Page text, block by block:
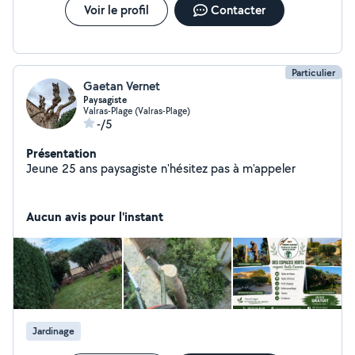
voisins pour me faire confiance .
Voir le profil Contacter
Particulier
Gaetan Vernet
Paysagiste
Valras-Plage (Valras-Plage)
-/5
Présentation
Jeune 25 ans paysagiste n'hésitez pas à m'appeler
Aucun avis pour l'instant
Jardinage